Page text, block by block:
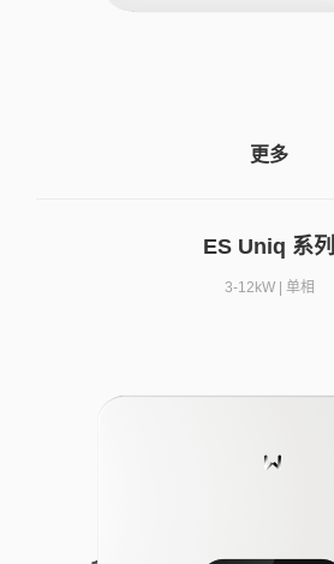
更多
ES Uniq 系列
3-12kW | 单相